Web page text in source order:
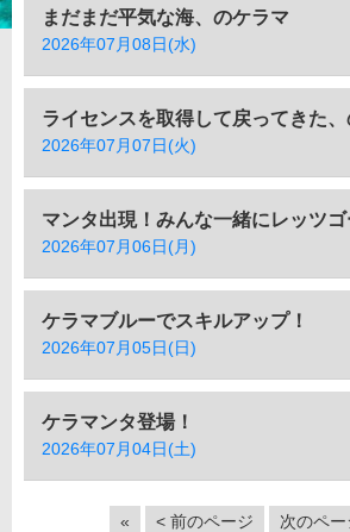
まだまだ平気な海、のケラマ
2026年07月08日(水)
ライセンスを取得して戻ってきた
2026年07月07日(火)
マンタ出現！みんな一緒にレッツ
2026年07月06日(月)
ケラマブルーでスキルアップ！
2026年07月05日(日)
ケラマンタ登場！
2026年07月04日(土)
« < 前のページ 次のペ